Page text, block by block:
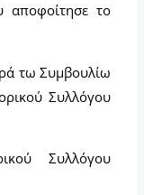
αποφοίτησε το
τω Συμβουλίω
Συλλόγου
Συλλόγου